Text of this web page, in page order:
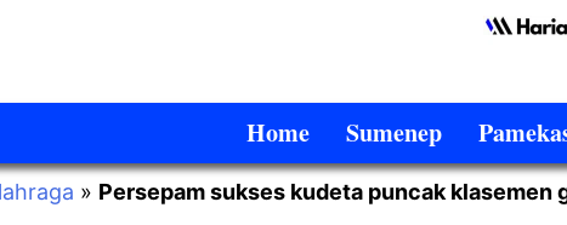
Home Sumenep
» Persepam sukses kudeta puncak klasemen